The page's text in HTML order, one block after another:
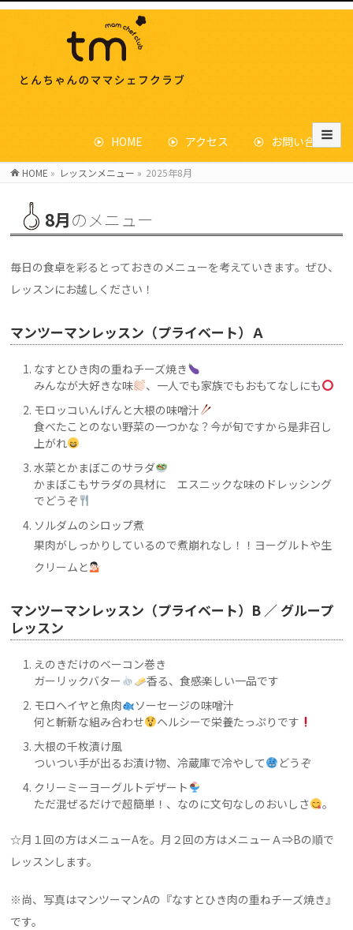
HOME アクセス お問い合わせ
HOME » レッスンメニュー » 2025年8月
8月のメニュー
毎日の食卓を彩るとっておきのメニューを考えていきます。ぜひ、
レッスンにお越しください！
マンツーマンレッスン（プライベート）Ａ
なすとひき肉の重ねチーズ焼き
みんなが大好きな味
、一人でも家族でもおもてなしにも
モロッコいんげんと大根の味噌汁
食べたことのない野菜の一つかな？今が旬ですから是非召し
上がれ
水菜とかまぼこのサラダ
かまぼこもサラダの具材に エスニックな味のドレッシング
でどうぞ
ソルダムのシロップ煮
果肉がしっかりしているので煮崩れなし！！ヨーグルトや生
クリームと
マンツーマンレッスン（プライベート）B ／ グループ
レッスン
えのきだけのベーコン巻き
ガーリックバター
香る、食感楽しい一品です
モロヘイヤと魚肉
ソーセージの味噌汁
何と斬新な組み合わせ
ヘルシーで栄養たっぷりです
大根の千枚漬け風
ついつい手が出るお漬け物、冷蔵庫で冷やして
どうぞ
クリーミーヨーグルトデザート
ただ混ぜるだけで超簡単！、なのに文句なしのおいしさ
。
☆月１回の方はメニューAを。月２回の方はメニューＡ⇒Bの順で
レッスンします。
※尚、写真はマンツーマンAの『なすとひき肉の重ねチーズ焼き』
です。